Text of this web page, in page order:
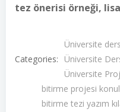
tez önerisi örneği,
Categories:
Üniversite
Üniversite
Üniversite
bitirme projesi
bitirme tezi yazım